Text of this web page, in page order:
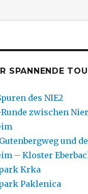
SPANNENDE
des NIE2
Runde zwischen
und
– Kloster
Krka
Paklenica